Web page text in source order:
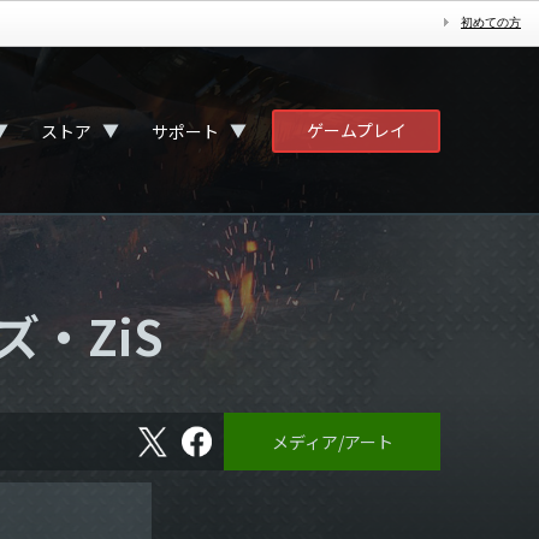
初めての方
ストア ▼ サポート ▼ ゲームプレイ
・ZiS
X フ
ェ メディア/アート